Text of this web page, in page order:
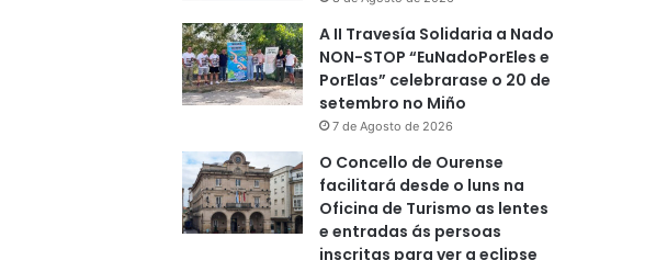
A II Travesía Solidaria a Nado
NON-STOP “EuNadoPorEles e
PorElas” celebrarase o 20 de
setembro no Miño
7 de Agosto de 2026
O Concello de Ourense
facilitará desde o luns na
Oficina de Turismo as lentes
e entradas ás persoas
inscritas para ver a eclipse